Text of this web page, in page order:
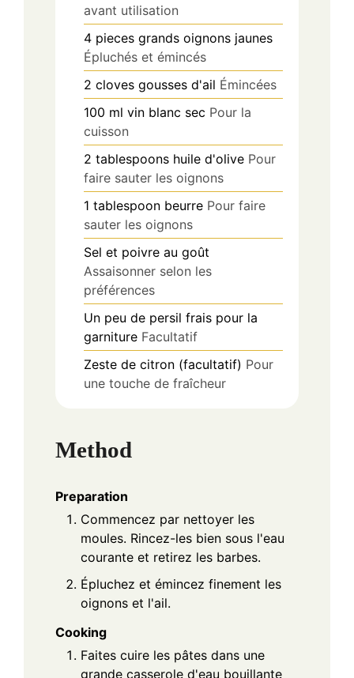
avant utilisation
4 pieces grands oignons jaunes
Épluchés et émincés
2 cloves gousses d'ail Émincées
100 ml vin blanc sec Pour la
cuisson
2 tablespoons huile d'olive Pour
faire sauter les oignons
1 tablespoon beurre Pour faire
sauter les oignons
Sel et poivre au goût
Assaisonner selon les
préférences
Un peu de persil frais pour la
garniture Facultatif
Zeste de citron (facultatif) Pour
une touche de fraîcheur
Method
Preparation
Commencez par nettoyer les
moules. Rincez-les bien sous l'eau
courante et retirez les barbes.
Épluchez et émincez finement les
oignons et l'ail.
Cooking
Faites cuire les pâtes dans une
grande casserole d'eau bouillante